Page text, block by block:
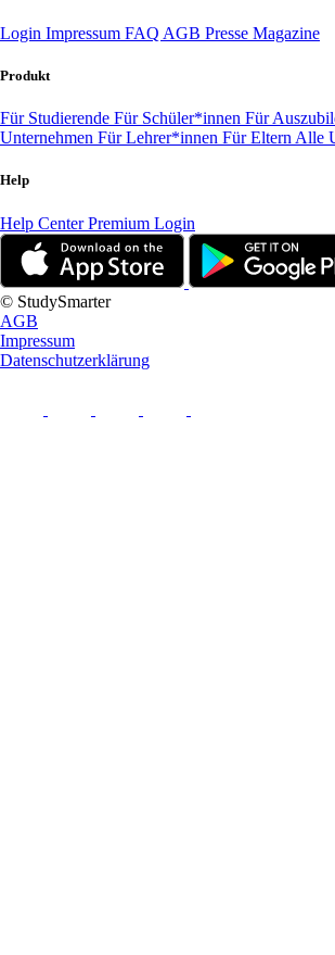
Login Impressum FAQ AGB Presse Magazine
Produkt
Für Studierende Für Schüler*innen Für
Unternehmen Für Lehrer*innen Für Eltern Alle
Help
Help CenterPremium Login
© StudySmarter
AGB
Impressum
Datenschutzerklärung